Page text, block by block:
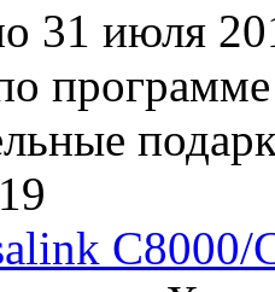
31 июля
C8000/